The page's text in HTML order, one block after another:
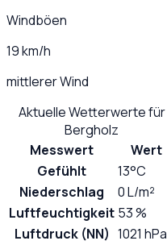
Windböen
19 km/h
mittlerer Wind
Aktuelle Wetterwerte für
Bergholz
Messwert
Wert
Gefühlt
13°C
Niederschlag
0 L/m²
Luftfeuchtigkeit 53 %
Luftdruck (NN) 1021 hPa